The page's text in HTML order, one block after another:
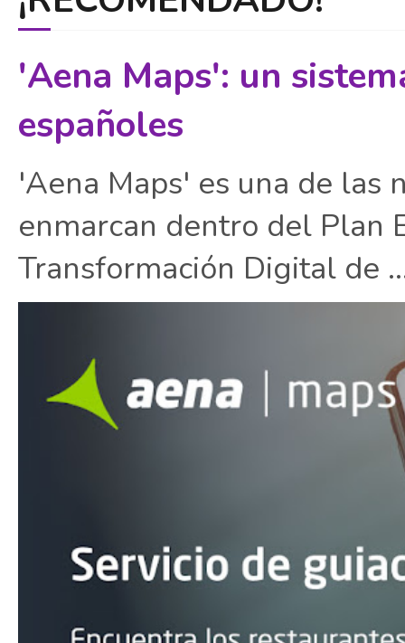
'Aena Maps': un
españoles
'Aena Maps' es una de las
enmarcan dentro del Plan
Transformación Digital de